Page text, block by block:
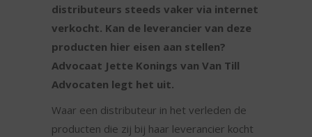
distributeurs steeds vaker via internet
verkocht. Kan de leverancier van deze
producten hier eisen aan stellen?
Advocaat Jette Konings van Van Till
Advocaten legt het uit.
Waar een distributeur in het verleden de
producten die zij bij haar leverancier kocht